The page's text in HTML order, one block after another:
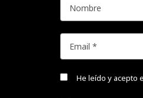
He leído y acepto